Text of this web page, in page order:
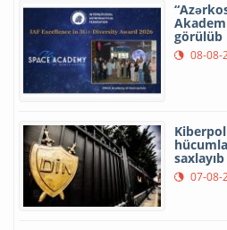
görülüb
08-08-
saxlayıb
07-08-